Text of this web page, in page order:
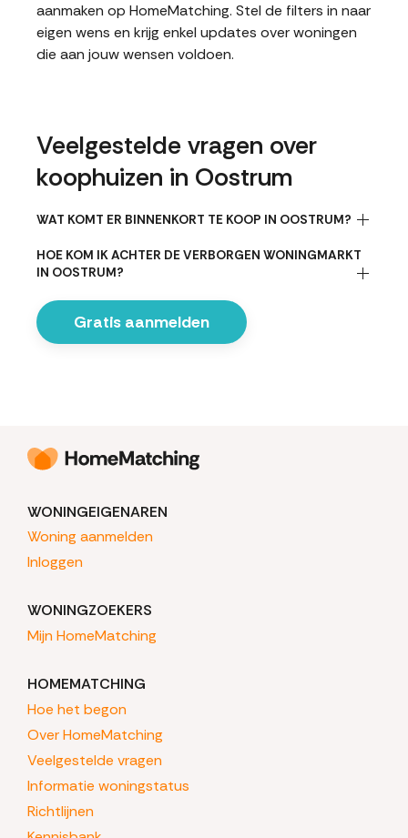
aanmaken op HomeMatching. Stel de filters in naar
eigen wens en krijg enkel updates over woningen
die aan jouw wensen voldoen.
Veelgestelde vragen over
koophuizen in Oostrum
WAT KOMT ER BINNENKORT TE KOOP IN OOSTRUM?
HOE KOM IK ACHTER DE VERBORGEN WONINGMARKT
IN OOSTRUM?
Gratis aanmelden
WONINGEIGENAREN
Woning aanmelden
Inloggen
WONINGZOEKERS
Mijn HomeMatching
HOMEMATCHING
Hoe het begon
Over HomeMatching
Veelgestelde vragen
Informatie woningstatus
Richtlijnen